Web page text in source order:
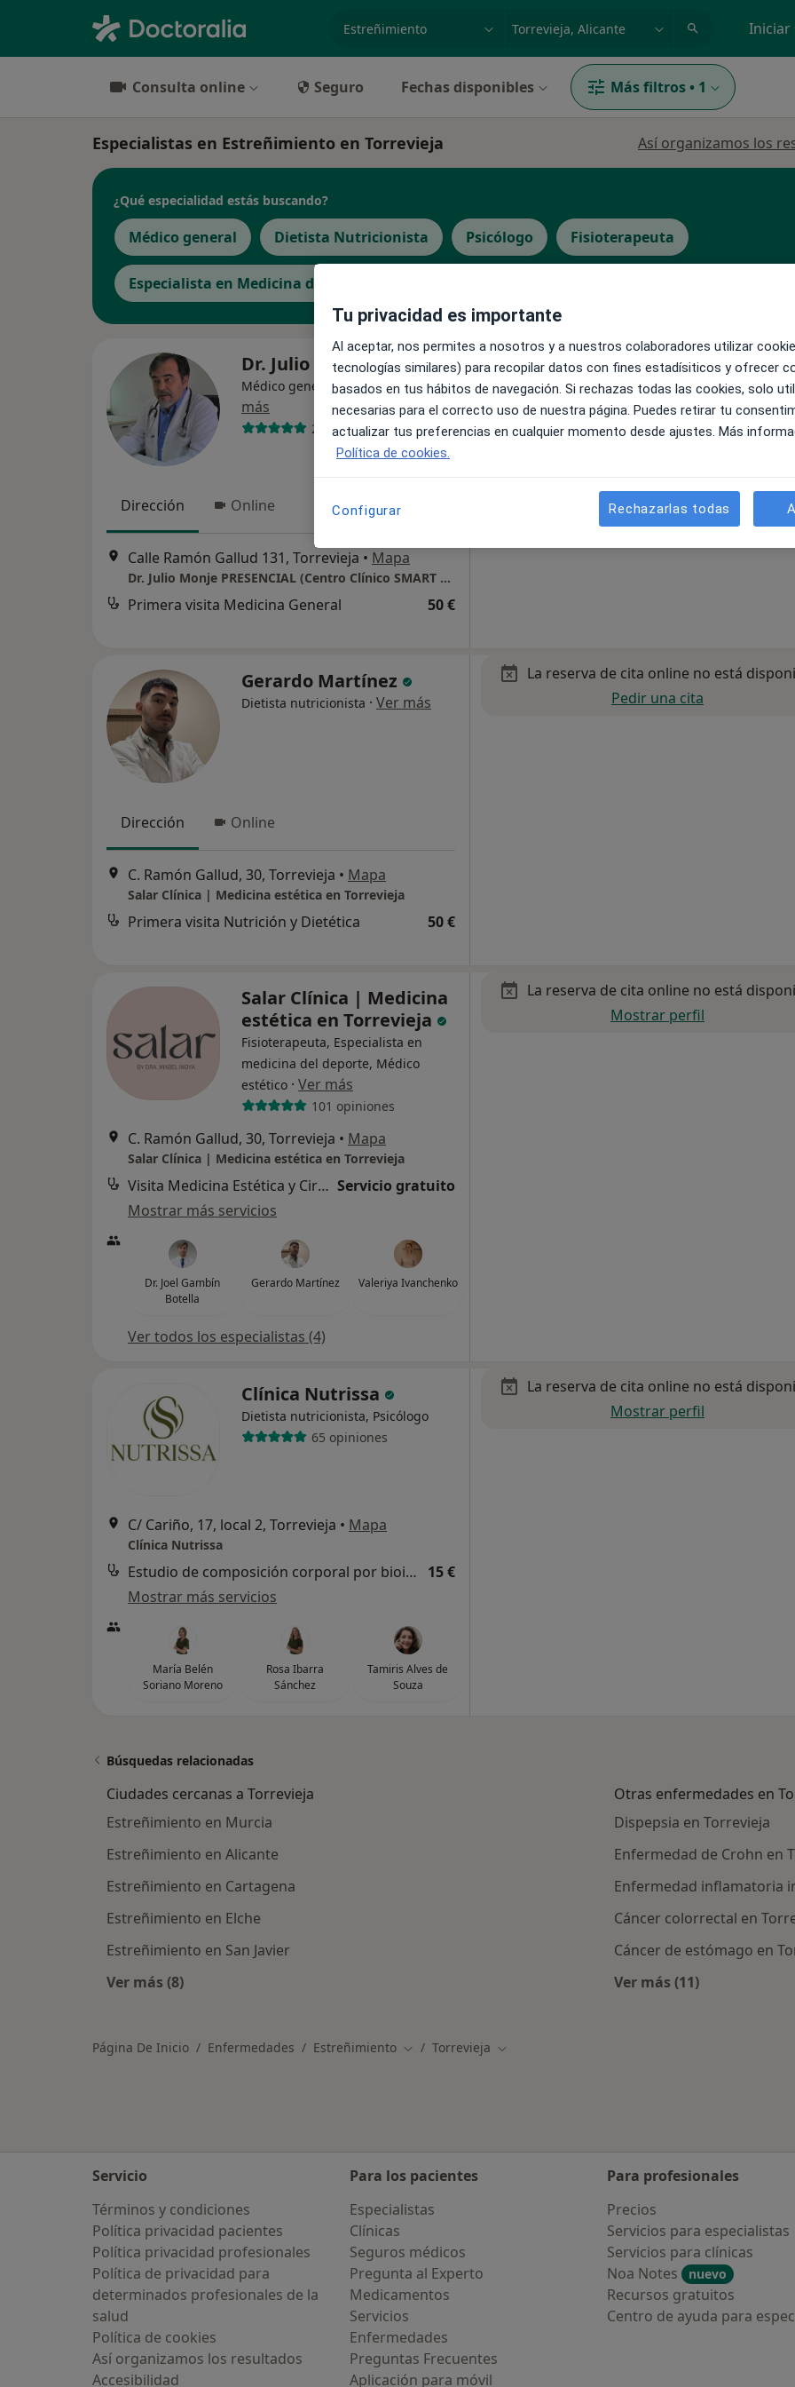
Iniciar
Consulta online Seguro Fechas disponibles Más filtros • 1
Especialistas en Estreñimiento en Torrevieja Así organizamos los
¿Qué especialidad estás buscando?
Médico general Dietista Nutricionista Psicólogo Fisioterapeuta
Especialista en Medicina del Deporte
Dr. Julio Monje Díaz
Médico general, Internista ·Ver
más
256 opiniones
Dirección Online
Calle Ramón Gallud 131, Torrevieja • Mapa
Dr. Julio Monje PRESENCIAL (Centro Clínico SMART SALUD Torrevieja)
Primera visita Medicina General 50 €
La reserva de cita online no está
Pedir una cita
Gerardo Martínez
Dietista nutricionista · Ver más
Dirección Online
C. Ramón Gallud, 30, Torrevieja • Mapa
Salar Clínica | Medicina estética en Torrevieja
Primera visita Nutrición y Dietética 50 €
La reserva de cita online no está
Pedir una cita
Salar Clínica | Medicina
estética en Torrevieja
Fisioterapeuta, Especialista en
medicina del deporte, Médico
estético · Ver más
101 opiniones
C. Ramón Gallud, 30, Torrevieja • Mapa
Salar Clínica | Medicina estética en Torrevieja
Visita Medicina Estética y Cirugía Cosmética Servicio gratuito
Mostrar más servicios
Dr. Joel Gambín
Botella
Gerardo Martínez Valeriya Ivanchenko
Ver todos los especialistas (4)
La reserva de cita online no está
Mostrar perfil
Clínica Nutrissa
Dietista nutricionista, Psicólogo
65 opiniones
C/ Cariño, 17, local 2, Torrevieja • Mapa
Clínica Nutrissa
Estudio de composición corporal por bioimpedancia
15 €
Mostrar más servicios
María Belén
Soriano Moreno
Rosa Ibarra
Sánchez
Tamiris Alves de
Souza
La reserva de cita online no está
Mostrar perfil
Búsquedas relacionadas
Ciudades cercanas a Torrevieja
Estreñimiento en Murcia
Estreñimiento en Alicante
Estreñimiento en Cartagena
Estreñimiento en Elche
Estreñimiento en San Javier
Ver más (8)
Otras enfermedades en
Dispepsia en Torrevieja
Enfermedad de Crohn en
Enfermedad inflamatoria
Cáncer colorrectal en
Cáncer de estómago en
Ver más (11)
Página De Inicio Enfermedades Estreñimiento Cambiar de ciudad
Torrevieja Cambiar de ciudad
Servicio
Términos y condiciones
Política privacidad pacientes
Política privacidad profesionales
Política de privacidad para
determinados profesionales de la
salud
Política de cookies
Así organizamos los resultados
Accesibilidad
Para los pacientes
Especialistas
Clínicas
Seguros médicos
Pregunta al Experto
Medicamentos
Servicios
Enfermedades
Preguntas Frecuentes
Aplicación para móvil
Para profesionales
Precios
Servicios para especialistas
Servicios para clínicas
Noa Notes
nuevo
Recursos gratuitos
Centro de ayuda para
Tu privacidad es importante
Al aceptar, nos permites a nosotros y a nuestros colaboradores utilizar
tecnologías similares) para recopilar datos con fines estadísiticos y ofrecer
basados en tus hábitos de navegación. Si rechazas todas las cookies, solo
necesarias para el correcto uso de nuestra página. Puedes retirar tu
actualizar tus preferencias en cualquier momento desde ajustes. Más
Política de cookies.
Configurar Rechazarlas todas